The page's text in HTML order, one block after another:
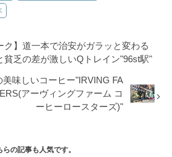
ク】道一本で治安がガラッと変わる
貧乏の差が激しいQトレイン"96st駅"
味しいコーヒー"IRVING FA
アーヴィングファーム コ
ーヒーロースターズ)"
らの記事も人気です。